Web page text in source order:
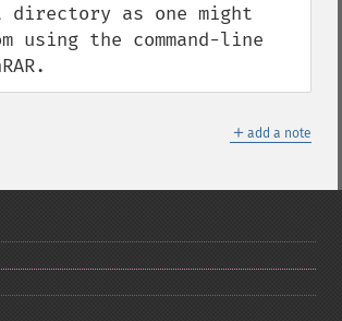
directory as one might
using the command-line
＋ add a note